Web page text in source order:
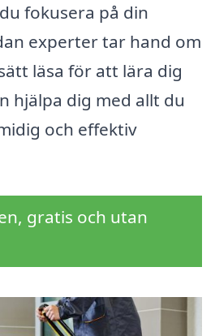
fokusera på din
experter tar hand om
läsa för att lära dig
hjälpa dig med allt du
och effektiv
gratis och utan